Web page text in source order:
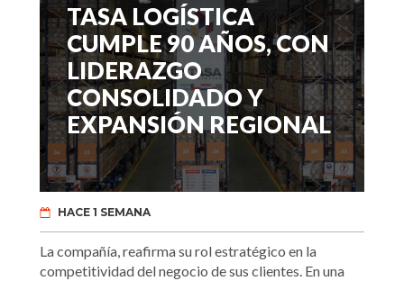
TASA LOGÍSTICA
CUMPLE 90 AÑOS, CON
LIDERAZGO
CONSOLIDADO Y
EXPANSIÓN REGIONAL
HACE 1 SEMANA
La compañía, reafirma su rol estratégico en la
competitividad del negocio de sus clientes. En una